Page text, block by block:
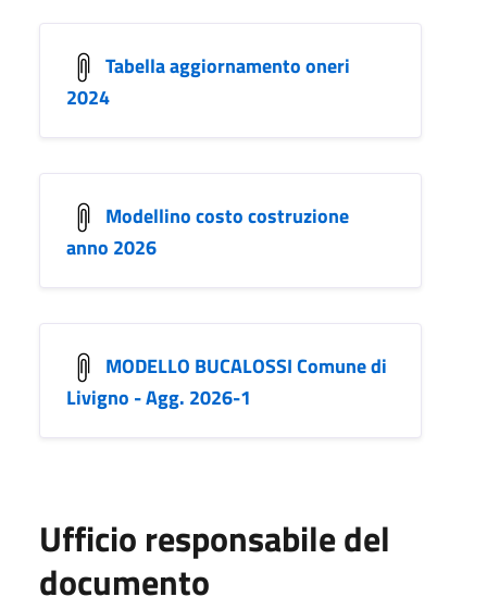
Tabella aggiornamento oneri
2024
Modellino costo costruzione
anno 2026
MODELLO BUCALOSSI Comune di
Livigno - Agg. 2026-1
Ufficio responsabile del
documento